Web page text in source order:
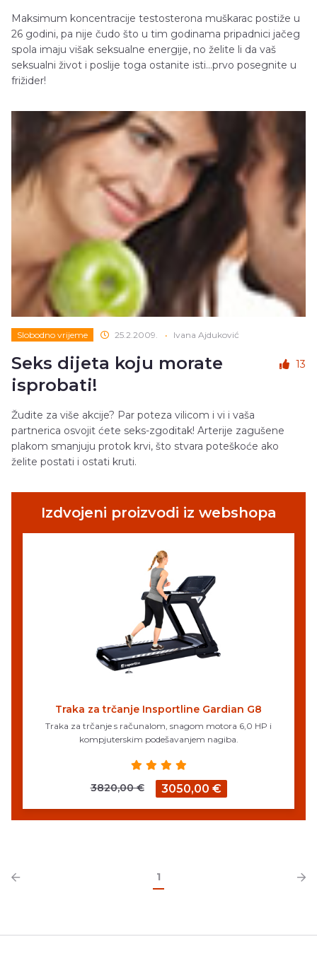
Maksimum koncentracije testosterona muškarac postiže u
26 godini, pa nije čudo što u tim godinama pripadnici jačeg
spola imaju višak seksualne energije, no želite li da vaš
seksualni život i poslije toga ostanite isti...prvo posegnite u
frižider!
Slobodno vrijeme 25.2.2009. • Ivana Ajduković
Seks dijeta koju morate
isprobati!
13
Žudite za više akcije? Par poteza vilicom i vi i vaša
partnerica osvojit ćete seks-zgoditak! Arterije zagušene
plakom smanjuju protok krvi, što stvara poteškoće ako
želite postati i ostati kruti.
Izdvojeni proizvodi iz webshopa
Traka za trčanje Insportline Gardian G8
Traka za trčanje s računalom, snagom motora 6,0 HP i
kompjuterskim podešavanjem nagiba.
3820,00 € 3050,00 €
1